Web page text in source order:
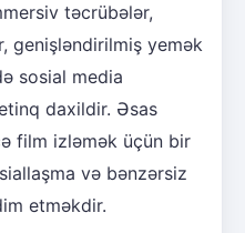
təcrübələr,
genişləndirilmiş yemək
sosial media
daxildir. Əsas
film izləmək üçün bir
və bənzərsiz
etməkdir.